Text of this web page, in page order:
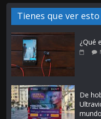
Tienes que ver esto
¿Qué
De